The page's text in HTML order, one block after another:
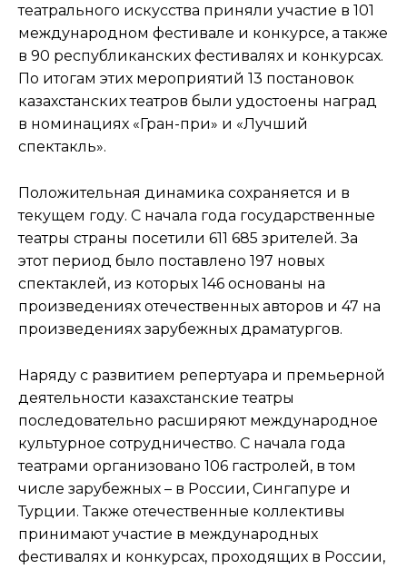
театрального искусства приняли участие в 101
международном фестивале и конкурсе, а также
в 90 республиканских фестивалях и конкурсах.
По итогам этих мероприятий 13 постановок
казахстанских театров были удостоены наград
в номинациях «Гран-при» и «Лучший
спектакль».
Положительная динамика сохраняется и в
текущем году. С начала года государственные
театры страны посетили 611 685 зрителей. За
этот период было поставлено 197 новых
спектаклей, из которых 146 основаны на
произведениях отечественных авторов и 47 на
произведениях зарубежных драматургов.
Наряду с развитием репертуара и премьерной
деятельности казахстанские театры
последовательно расширяют международное
культурное сотрудничество. С начала года
театрами организовано 106 гастролей, в том
числе зарубежных – в России, Сингапуре и
Турции. Также отечественные коллективы
принимают участие в международных
фестивалях и конкурсах, проходящих в России,